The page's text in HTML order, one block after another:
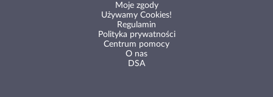
Moje zgody
Używamy Cookies!
Regulamin
Polityka prywatności
Centrum pomocy
O nas
DSA